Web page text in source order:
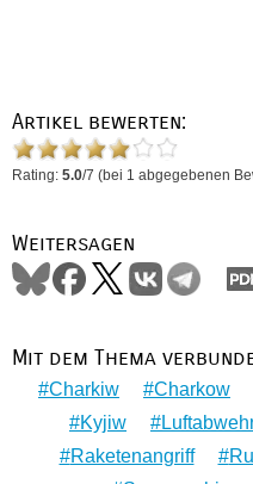
Artikel bewerten:
Rating: 5.0/7 (bei 1 abgegebenen
Weitersagen
Mit dem Thema
Charkiw Charkow
Kyjiw
Raketenangriff